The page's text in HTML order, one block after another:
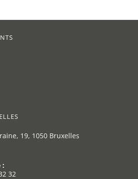
19, 1050 Bruxelles
:
32